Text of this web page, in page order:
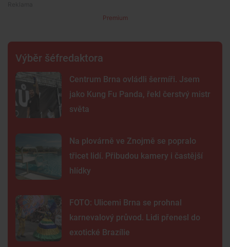
Premium
Výběr šéfredaktora
Centrum Brna ovládli šermíři. Jsem
jako Kung Fu Panda, řekl čerstvý mistr
světa
Na plovárně ve Znojmě se popralo
třicet lidí. Přibudou kamery i častější
hlídky
FOTO: Ulicemi Brna se prohnal
karnevalový průvod. Lidi přenesl do
exotické Brazílie